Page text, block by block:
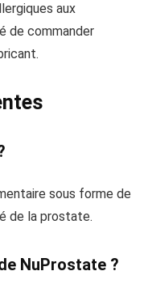
aux
de commander
sous forme de
de la prostate.
NuProstate ?